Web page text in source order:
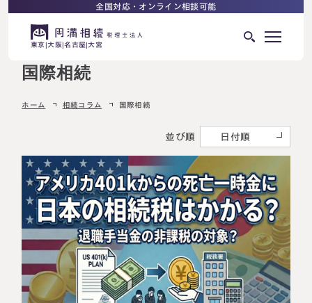
全国対応・オンライン相談可能
東京 大阪 名古屋 大宮
はじめての方へ
ご相談の流れ
選ばれる理由
よくある質問
相続が発生した方へ
相続税申告について
ご相談の流れ
料金表
国際相続
ホーム 相続コラム 国際相続
並び順 日付順